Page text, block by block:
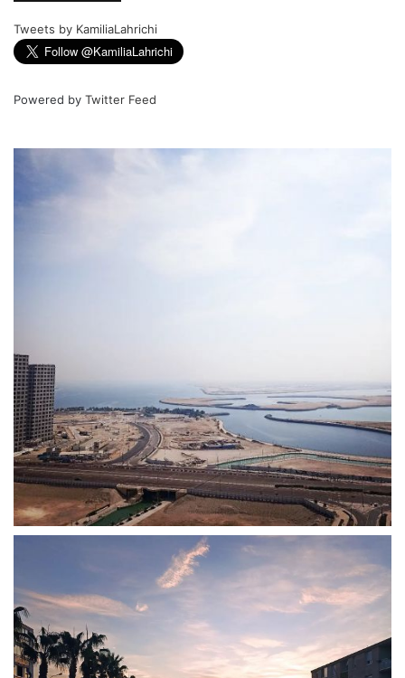
Tweets by KamiliaLahrichi
Powered by Twitter Feed